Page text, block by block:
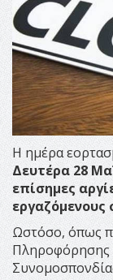
Η ημέρα
Δευτέρα 28
επίσημες
εργαζόμενους
Ωστόσο, όπως
Πληροφόρησης